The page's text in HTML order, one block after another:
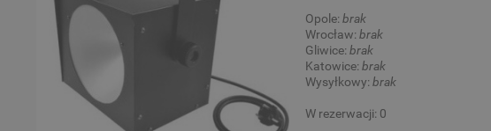
Opole:brak
Wrocław:brak
Gliwice:brak
Katowice:brak
Wysyłkowy:brak
W rezerwacji: 0